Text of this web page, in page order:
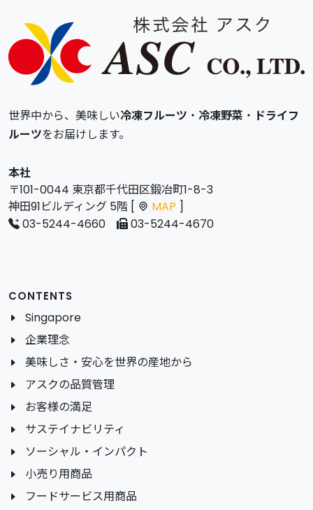
世界中から、美味しい冷凍フルーツ ・ 冷凍野菜 ・ ドライフ
ルーツをお届けします。
本社
〒101-0044 東京都千代田区鍛冶町1-8-3
神田91ビルディング 5階 [
MAP ]
03-5244-4660
03-5244-4670
CONTENTS
Singapore
企業理念
美味しさ・安心を世界の産地から
アスクの品質管理
お客様の満足
サステイナビリティ
ソーシャル・インパクト
小売り用商品
フードサービス用商品